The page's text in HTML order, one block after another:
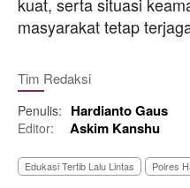
masyarakat tetap
Tim Redaksi
Penulis: Hardianto Gaus
Editor: Askim Kanshu
Edukasi Tertib Lalu Lintas Polres